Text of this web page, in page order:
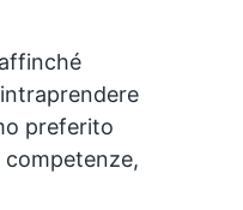
preferito
competenze,